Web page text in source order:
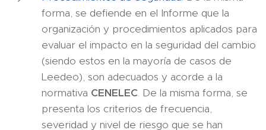
forma, se defiende en el Informe que la
organización y procedimientos aplicados para
evaluar el impacto en la seguridad del cambio
(siendo estos en la mayoría de casos de
Leedeo), son adecuados y acorde a la
normativa CENELEC. De la misma forma, se
presenta los criterios de frecuencia,
severidad y nivel de riesgo que se han